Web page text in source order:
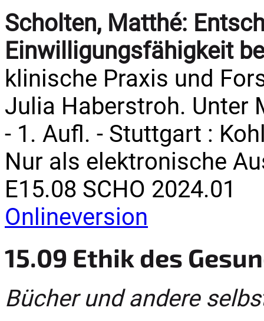
Scholten, Matthé:
Einwilligungsfähigkeit
klinische Praxis und
Julia Haberstroh. Unter
- 1. Aufl. - Stuttgart :
Nur als elektronische
E15.08 SCHO 2024.01
Onlineversion
15.09 Ethik des
Bücher und andere